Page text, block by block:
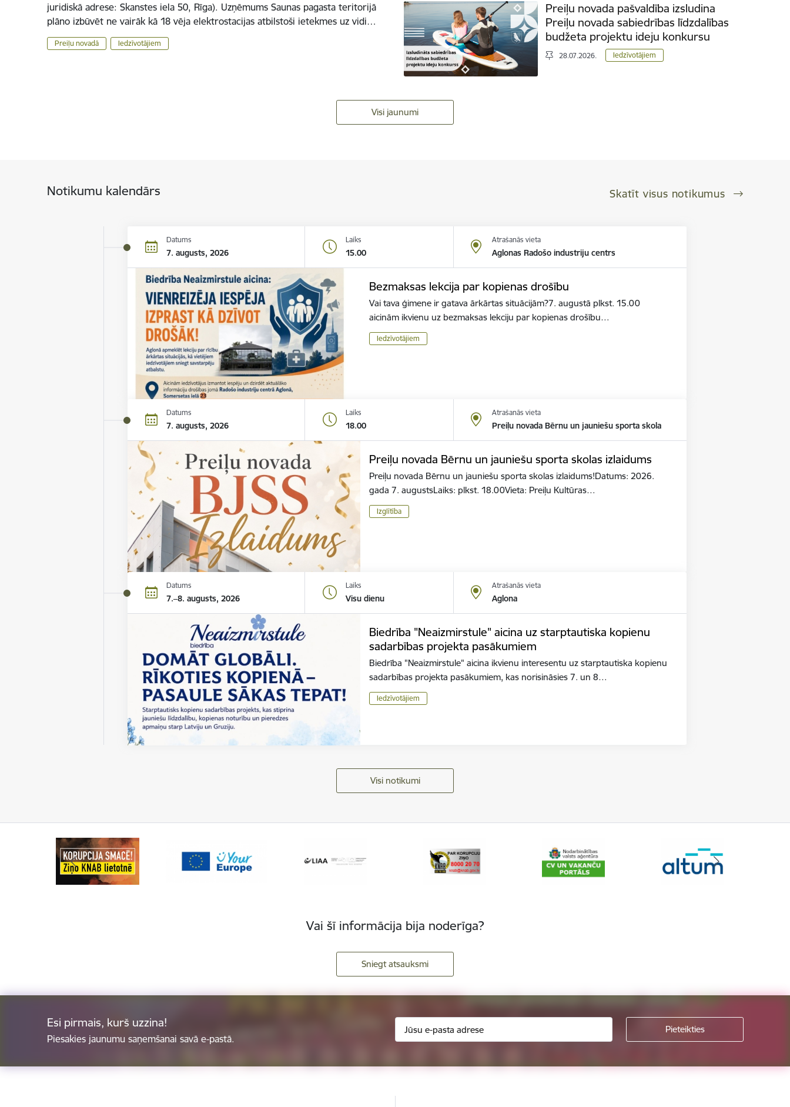
juridiskā adrese: Skanstes iela 50, Rīga). Uzņēmums Saunas pagasta teritorijā
plāno izbūvēt ne vairāk kā 18 vēja elektrostacijas atbilstoši ietekmes uz vidi…
Preiļu novadā Iedzīvotājiem
Preiļu novada pašvaldība izsludina
Preiļu novada sabiedrības līdzdalības
budžeta projektu ideju konkursu
28.07.2026. Iedzīvotājiem
Visi jaunumi
Notikumu kalendārs Skatīt visus notikumus
Datums
7. augusts, 2026
Laiks
15.00
Atrašanās vieta
Aglonas Radošo industriju centrs
Bezmaksas lekcija par kopienas drošību
Vai tava ģimene ir gatava ārkārtas situācijām?7. augustā plkst. 15.00
aicinām ikvienu uz bezmaksas lekciju par kopienas drošību…
Iedzīvotājiem
Datums
7. augusts, 2026
Laiks
18.00
Atrašanās vieta
Preiļu novada Bērnu un jauniešu sporta skola
Preiļu novada Bērnu un jauniešu sporta skolas izlaidums
Preiļu novada Bērnu un jauniešu sporta skolas izlaidums!Datums: 2026.
gada 7. augustsLaiks: plkst. 18.00Vieta: Preiļu Kultūras…
Izglītība
Datums
7.–8. augusts, 2026
Laiks
Visu dienu
Atrašanās vieta
Aglona
Biedrība "Neaizmirstule" aicina uz starptautiska kopienu
sadarbības projekta pasākumiem
Biedrība "Neaizmirstule" aicina ikvienu interesentu uz starptautiska kopienu
sadarbības projekta pasākumiem, kas norisināsies 7. un 8…
Iedzīvotājiem
Visi notikumi
Vai šī informācija bija noderīga?
Sniegt atsauksmi
Esi pirmais, kurš uzzina!
Piesakies jaunumu saņemšanai savā e-pastā.